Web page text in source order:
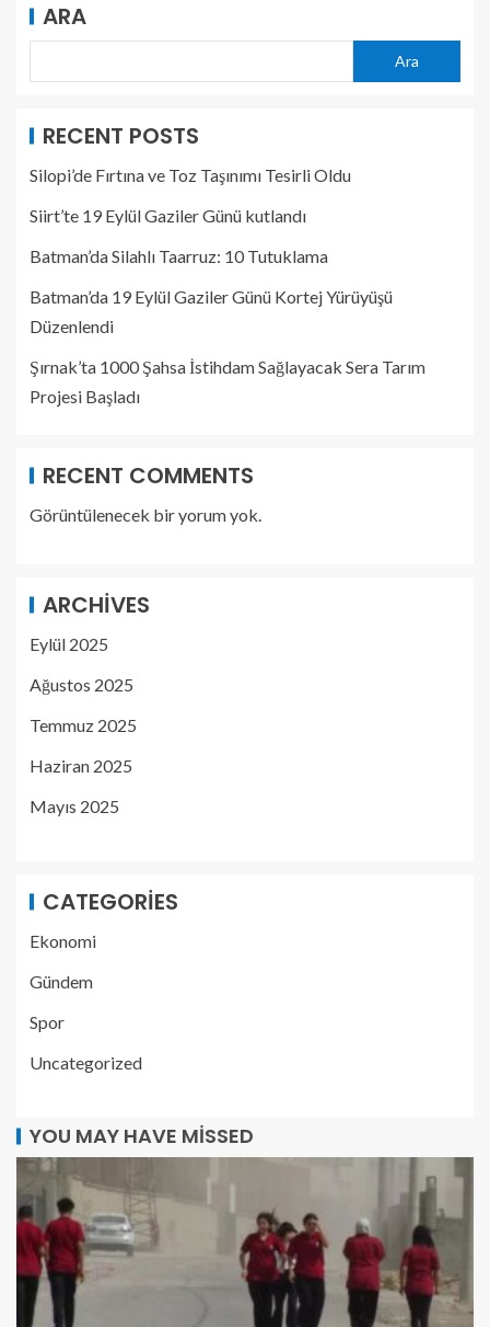
ARA
Ara
RECENT POSTS
Silopi’de Fırtına ve Toz Taşınımı Tesirli Oldu
Siirt’te 19 Eylül Gaziler Günü kutlandı
Batman’da Silahlı Taarruz: 10 Tutuklama
Batman’da 19 Eylül Gaziler Günü Kortej Yürüyüşü
Düzenlendi
Şırnak’ta 1000 Şahsa İstihdam Sağlayacak Sera Tarım
Projesi Başladı
RECENT COMMENTS
Görüntülenecek bir yorum yok.
ARCHIVES
Eylül 2025
Ağustos 2025
Temmuz 2025
Haziran 2025
Mayıs 2025
CATEGORIES
Ekonomi
Gündem
Spor
Uncategorized
YOU MAY HAVE MISSED